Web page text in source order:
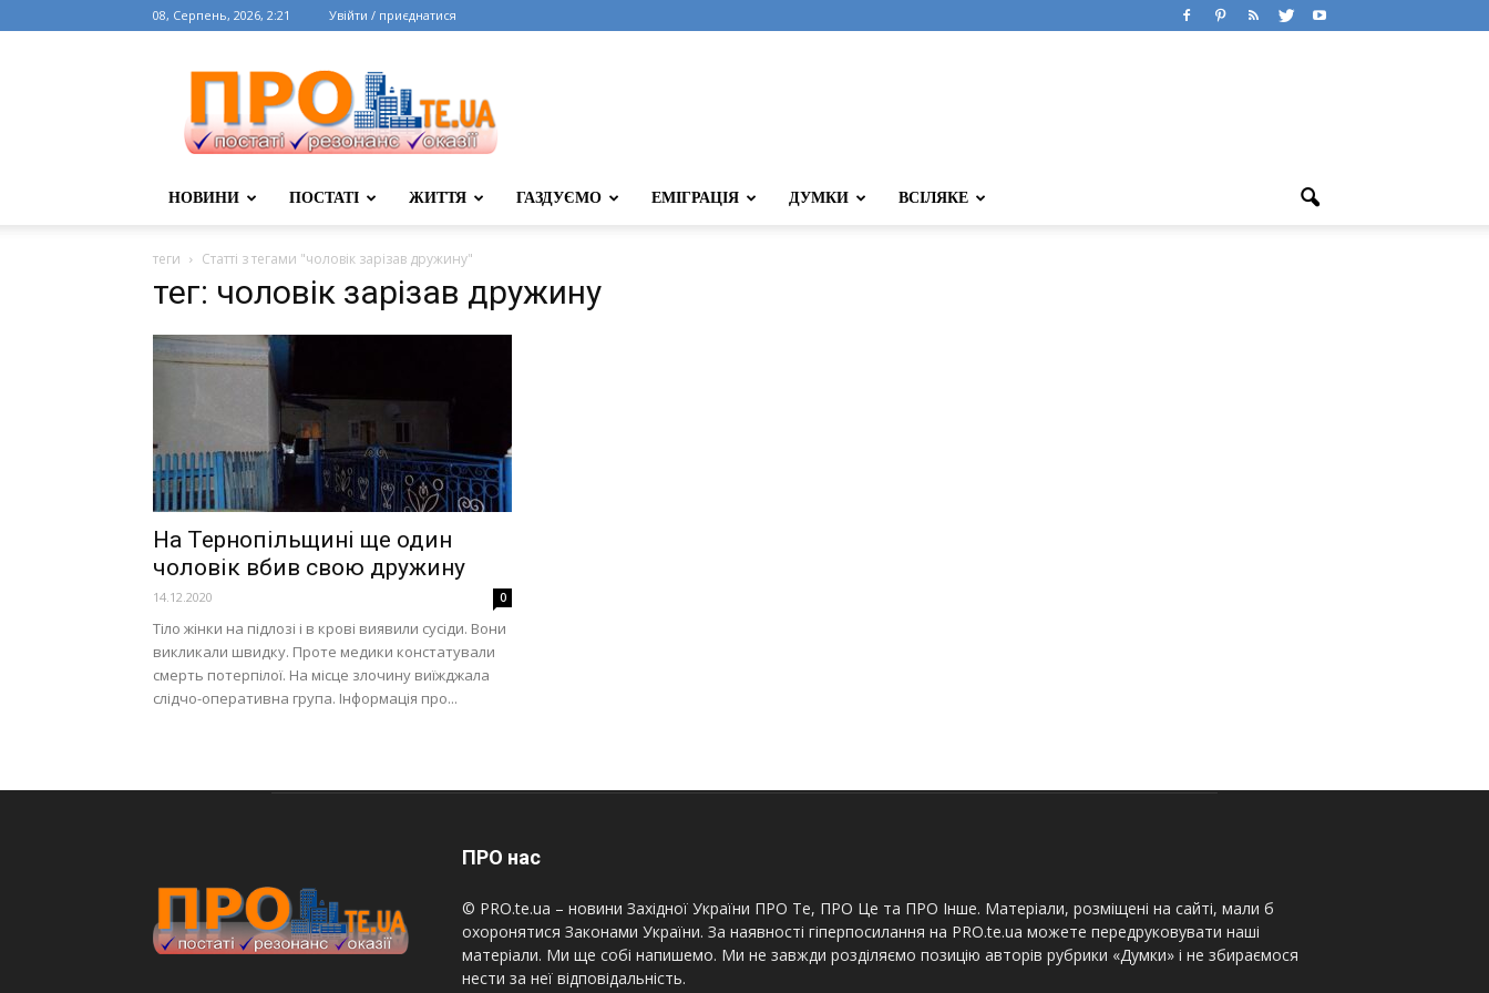
08, Серпень, 2026, 2:21 Увійти / приєднатися
НОВИНИ ПОСТАТІ ЖИТТЯ ГАЗДУЄМО ЕМІГРАЦІЯ ДУМКИ ВСІЛЯКЕ
теги Статті з тегами "чоловік зарізав дружину"
тег: чоловік зарізав дружину
На Тернопільщині ще один
чоловік вбив свою дружину
14.12.2020 0
Тіло жінки на підлозі і в крові виявили сусіди. Вони
викликали швидку. Проте медики констатували
смерть потерпілої. На місце злочину виїжджала
слідчо-оперативна група. Інформація про...
ПРО нас
© PRO.te.ua – новини Західної України ПРО Те, ПРО Це та ПРО Інше. Матеріали, розміщені на сайті, мали б
охоронятися Законами України. За наявності гіперпосилання на PRO.te.ua можете передруковувати наші
матеріали. Ми ще собі напишемо. Ми не завжди розділяємо позицію авторів рубрики «Думки» і не збираємося
нести за неї відповідальність.